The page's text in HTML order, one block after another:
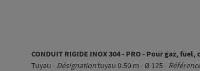
CONDUIT RIGIDE INOX 304 - PRO - Pour gaz,
Tuyau - Désignationtuyau 0.50 m - Ø 125 -